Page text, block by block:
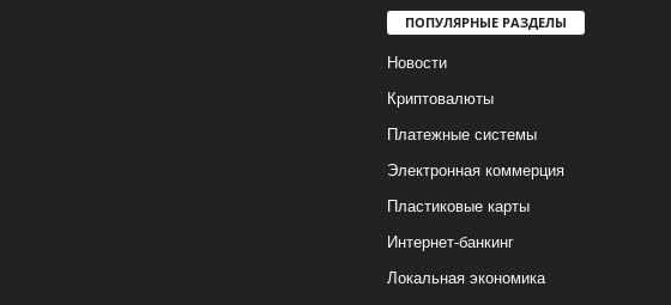
ПОПУЛЯРНЫЕ РАЗДЕЛЫ
Новости
Криптовалюты
Платежные системы
Электронная коммерция
Пластиковые карты
Интернет-банкинг
Локальная экономика